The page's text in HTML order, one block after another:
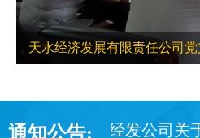
天水经济发展有限责任公司
通知公告:
· 天水经发公司关于组